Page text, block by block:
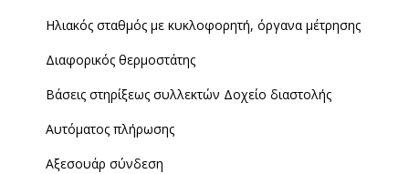
Ηλιακός σταθμός με κυκλοφορητή, όργανα μέτρησης
Διαφορικός θερμοστάτης
Βάσεις στηρίξεως συλλεκτών Δοχείο διαστολής
Αυτόματος πλήρωσης
Αξεσουάρ σύνδεση